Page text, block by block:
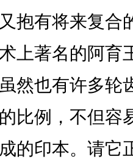
抱有将来复合
上著名的阿育
然也有许多轮
比例，不但容
的印本。请它